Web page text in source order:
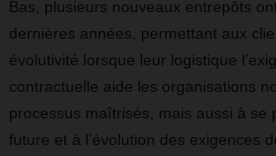
Bas, plusieurs nouveaux entrepôts
dernières années, permettant aux
évolutivité lorsque leur logistique
contractuelle aide les organisations
processus maîtrisés, mais aussi à se
future et à l’évolution des exigences